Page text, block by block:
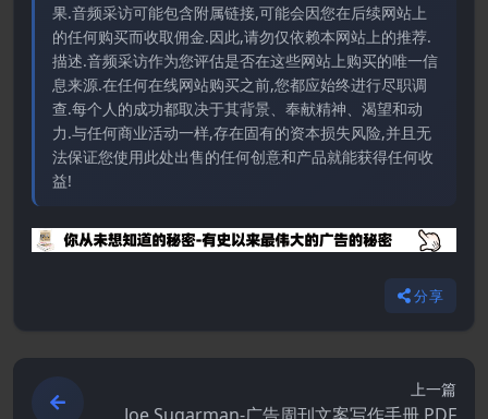
果.音频采访可能包含附属链接,可能会因您在后续网站上
的任何购买而收取佣金.因此,请勿仅依赖本网站上的推荐.
描述.音频采访作为您评估是否在这些网站上购买的唯一信
息来源.在任何在线网站购买之前,您都应始终进行尽职调
查.每个人的成功都取决于其背景、奉献精神、渴望和动
力.与任何商业活动一样,存在固有的资本损失风险,并且无
法保证您使用此处出售的任何创意和产品就能获得任何收
益!
分享
上一篇